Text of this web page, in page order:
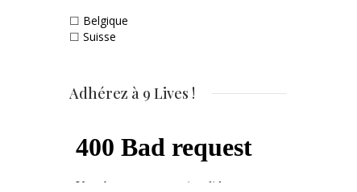
☐ Belgique
☐ Suisse
Adhérez à 9 Lives !